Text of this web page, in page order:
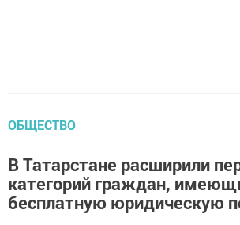
ОБЩЕСТВО
В Татарстане расширили
категорий граждан,
бесплатную юридическую